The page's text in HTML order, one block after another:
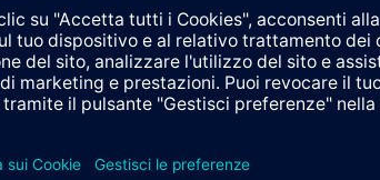
flessibile e integrata con il contesto urbano,
ambientale, valorizzazione
di lungo periodo tra Siemens e la
e sostenibilità rappresentano leve